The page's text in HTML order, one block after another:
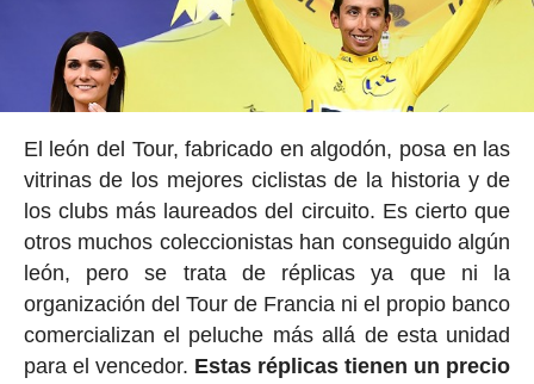
El león del Tour, fabricado en algodón, posa en las
vitrinas de los mejores ciclistas de la historia y de
los clubs más laureados del circuito. Es cierto que
otros muchos coleccionistas han conseguido algún
león, pero se trata de réplicas ya que ni la
organización del Tour de Francia ni el propio banco
comercializan el peluche más allá de esta unidad
para el vencedor. Estas réplicas tienen un precio